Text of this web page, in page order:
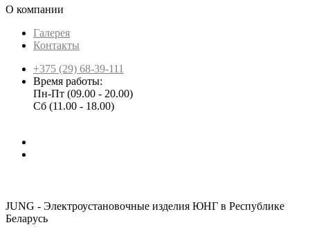
О компании
Галерея
Контакты
+375 (29) 68-39-111
Время работы:
Пн-Пт (09.00 - 20.00)
Сб (11.00 - 18.00)
JUNG - Электроустановочные изделия ЮНГ в Республике
Беларусь